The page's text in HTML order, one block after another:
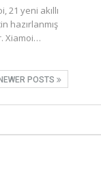
yeni akıllı
hazırlanmış
Xiamoi…
NEWER POSTS